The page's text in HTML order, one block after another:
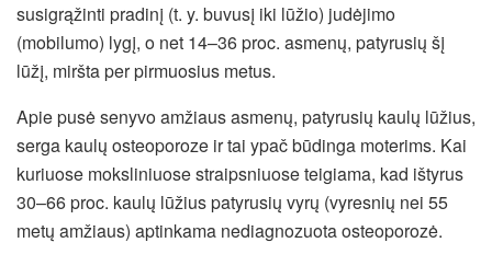
susigrąžinti pradinį (t. y. buvusį iki lūžio) judėjimo
(mobilumo) lygį, o net 14–36 proc. asmenų, patyrusių šį
lūžį, miršta per pirmuosius metus.
Apie pusė senyvo amžiaus asmenų, patyrusių kaulų lūžius,
serga kaulų osteoporoze ir tai ypač būdinga moterims. Kai
kuriuose moksliniuose straipsniuose teigiama, kad ištyrus
30–66 proc. kaulų lūžius patyrusių vyrų (vyresnių nei 55
metų amžiaus) aptinkama nediagnozuota osteoporozė.